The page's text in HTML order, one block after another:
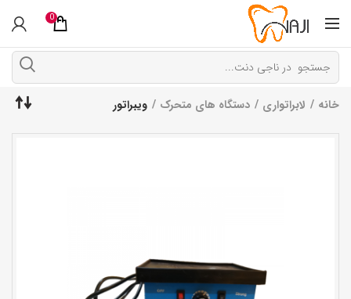
0
خانه لابراتواری دستگاه های متحرک ویبراتور